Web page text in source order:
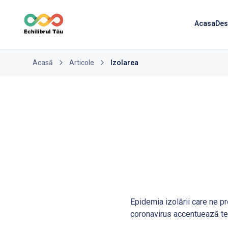
Acasa
Acasă Articole Izolarea
Epidemia izolării care ne
coronavirus accentuează